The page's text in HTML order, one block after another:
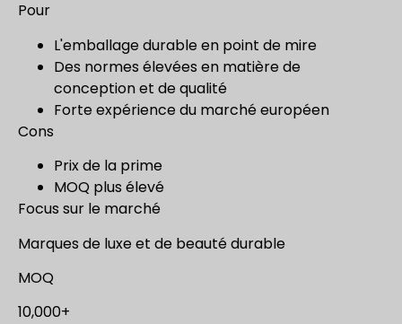
Pour
L'emballage durable en point de mire
Des normes élevées en matière de
conception et de qualité
Forte expérience du marché européen
Cons
Prix de la prime
MOQ plus élevé
Focus sur le marché
Marques de luxe et de beauté durable
MOQ
10,000+